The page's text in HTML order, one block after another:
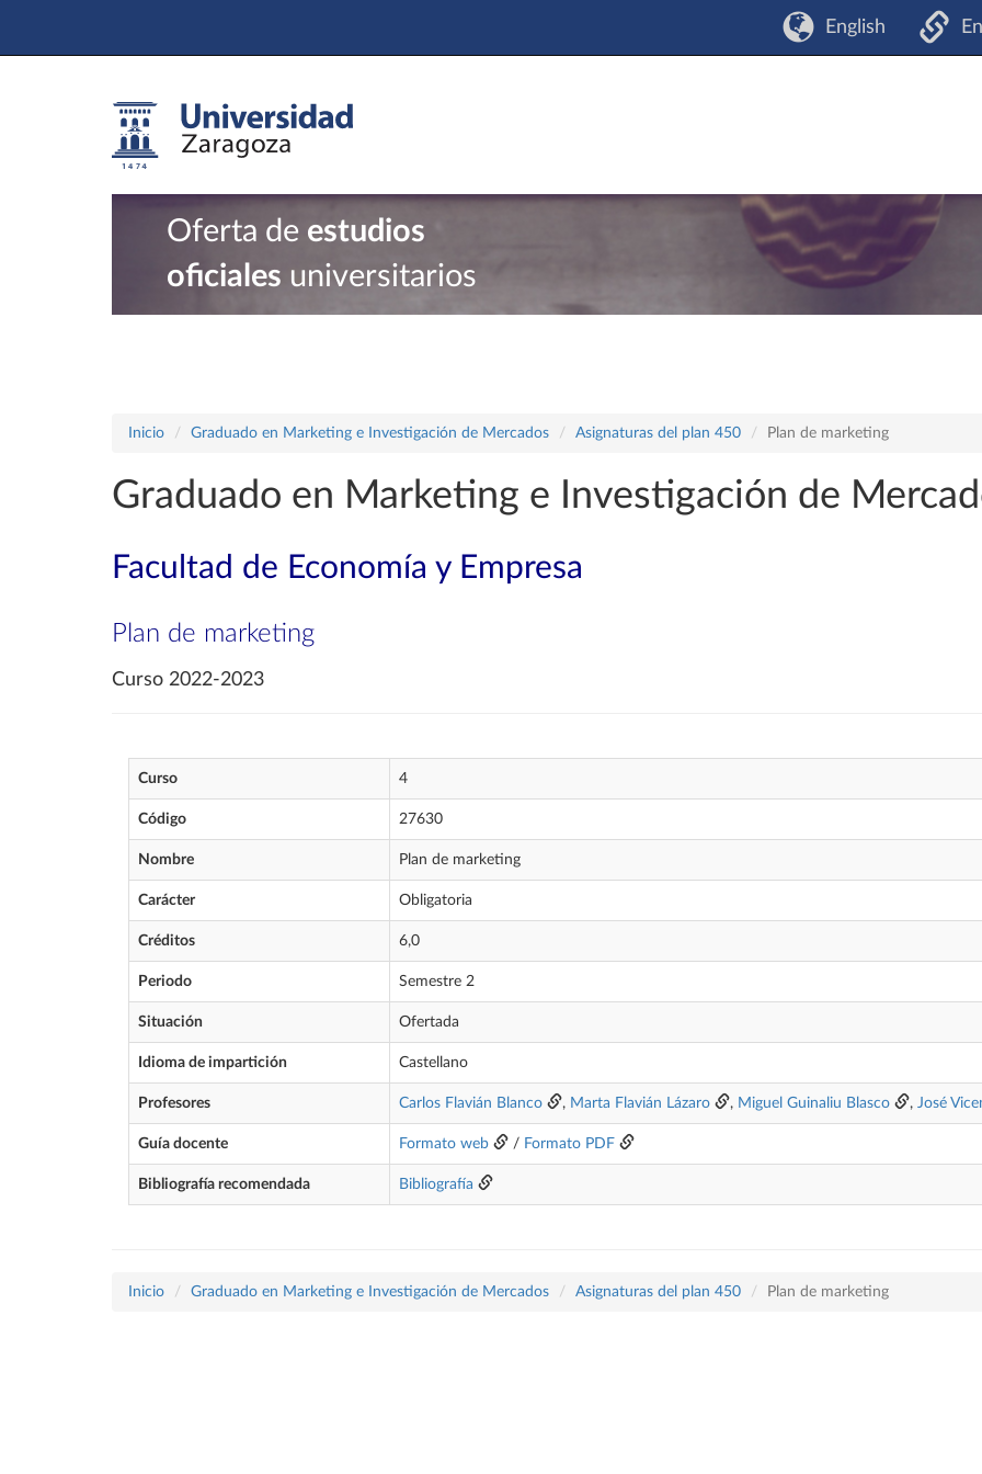
English
Oferta de estudios
oficiales universitarios
Inicio Graduado en Marketing e Investigación de Mercados Asignaturas del plan 450 Plan de marketing
Graduado en Marketing e Investigación de
Facultad de Economía y Empresa
Plan de marketing
Curso 2022-2023
Curso 4
Código 27630
Nombre Plan de marketing
Carácter Obligatoria
Créditos 6,0
Periodo Semestre 2
Situación Ofertada
Idioma de impartición Castellano
Profesores Carlos Flavián Blanco , Marta Flavián Lázaro , Miguel Guinaliu Blasco , José
Guía docente Formato web / Formato PDF
Bibliografía recomendada Bibliografía
Inicio Graduado en Marketing e Investigación de Mercados Asignaturas del plan 450 Plan de marketing